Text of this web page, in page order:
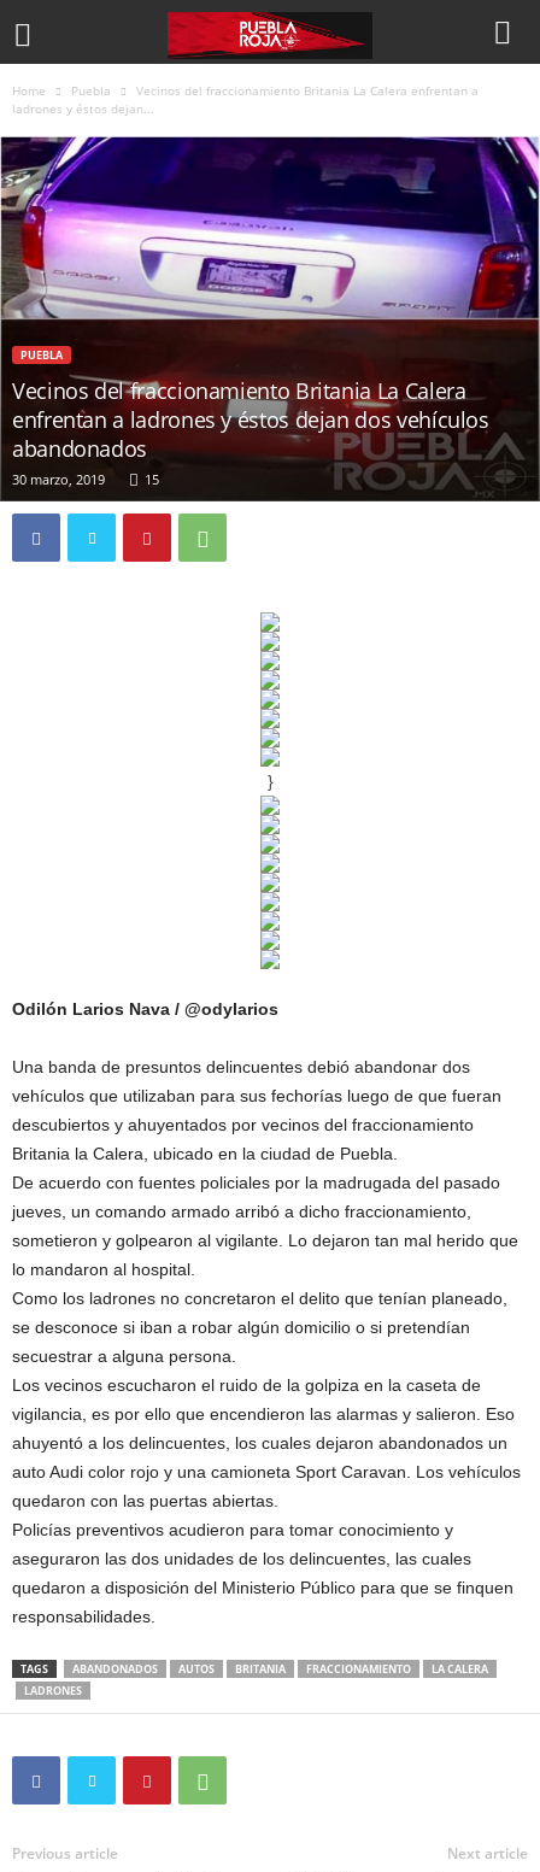
Home Puebla
Vecinos del fraccionamiento Britania La Calera enfrentan a
ladrones y éstos dejan...
PUEBLA
Vecinos del fraccionamiento Britania La Calera
enfrentan a ladrones y éstos dejan dos vehículos
abandonados
30 marzo, 2019 15
}
Odilón Larios Nava / @odylarios
Una banda de presuntos delincuentes debió abandonar dos
vehículos que utilizaban para sus fechorías luego de que fueran
descubiertos y ahuyentados por vecinos del fraccionamiento
Britania la Calera, ubicado en la ciudad de Puebla.
De acuerdo con fuentes policiales por la madrugada del pasado
jueves, un comando armado arribó a dicho fraccionamiento,
sometieron y golpearon al vigilante. Lo dejaron tan mal herido que
lo mandaron al hospital.
Como los ladrones no concretaron el delito que tenían planeado,
se desconoce si iban a robar algún domicilio o si pretendían
secuestrar a alguna persona.
Los vecinos escucharon el ruido de la golpiza en la caseta de
vigilancia, es por ello que encendieron las alarmas y salieron. Eso
ahuyentó a los delincuentes, los cuales dejaron abandonados un
auto Audi color rojo y una camioneta Sport Caravan. Los vehículos
quedaron con las puertas abiertas.
Policías preventivos acudieron para tomar conocimiento y
aseguraron las dos unidades de los delincuentes, las cuales
quedaron a disposición del Ministerio Público para que se finquen
responsabilidades.
TAGS ABANDONADOS AUTOS BRITANIA FRACCIONAMIENTO
LA CALERA
LADRONES
Previous article Next article